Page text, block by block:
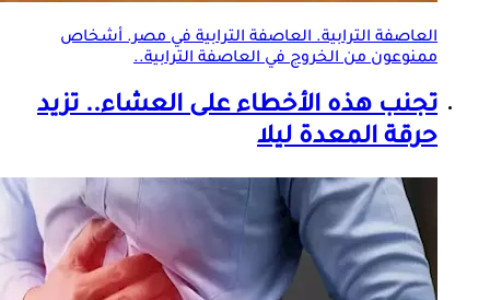
العاصفة الترابية. العاصفة الترابية في مصر. أشخاص
ممنوعون من الخروج في العاصفة الترابية..
تجنب هذه الأخطاء على العشاء.. تزيد
حرقة المعدة ليلا